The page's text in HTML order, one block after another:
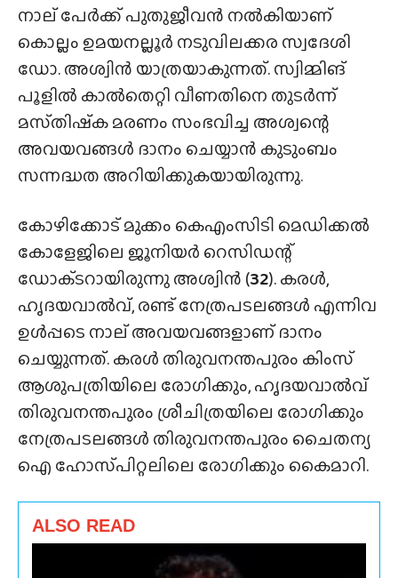
നാല് പേർക്ക് പുതുജീവൻ നൽകിയാണ്
കൊല്ലം ഉമയനല്ലൂർ നടുവിലക്കര സ്വദേശി
ഡോ. അശ്വിൻ യാത്രയാകുന്നത്. സ്വിമ്മിങ്
പൂളിൽ കാൽതെറ്റി വീണതിനെ തുടർന്ന്
മസ്‌തിഷ്‌ക മരണം സംഭവിച്ച അശ്വന്റെ
അവയവങ്ങൾ ദാനം ചെയ്യാൻ കുടുംബം
സന്നദ്ധത അറിയിക്കുകയായിരുന്നു.
കോഴിക്കോട് മുക്കം കെഎംസിടി മെഡിക്കൽ
കോളേജിലെ ജൂനിയർ റെസിഡന്റ്
ഡോക്‌ടറായിരുന്നു അശ്വിൻ (32). കരൾ,
ഹൃദയവാൽവ്, രണ്ട് നേത്രപടലങ്ങൾ എന്നിവ
ഉൾപ്പടെ നാല് അവയവങ്ങളാണ് ദാനം
ചെയ്യുന്നത്. കരൾ തിരുവനന്തപുരം കിംസ്
ആശുപത്രിയിലെ രോഗിക്കും, ഹൃദയവാൽവ്
തിരുവനന്തപുരം ശ്രീചിത്രയിലെ രോഗിക്കും
നേത്രപടലങ്ങൾ തിരുവനന്തപുരം ചൈതന്യ
ഐ ഹോസ്‌പിറ്റലിലെ രോഗിക്കും കൈമാറി.
ALSO READ